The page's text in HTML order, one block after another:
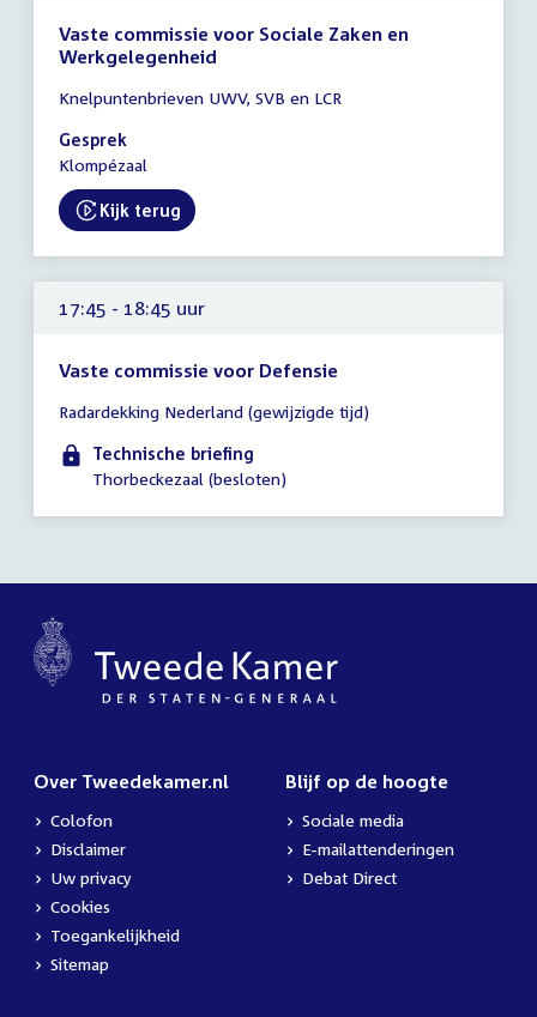
Vaste commissie voor Sociale Zaken en
Werkgelegenheid
vergadering
15:30
-
18:15
uur
Knelpuntenbrieven UWV, SVB en LCR
Gesprek
Klompézaal
External link:
Kijk terug
17:45 - 18:45 uur
Vaste commissie voor Defensie
vergadering
17:45
-
uur
Radardekking Nederland (gewijzigde tijd)
Technische briefing
Thorbeckezaal (besloten)
Over Tweedekamer.nl
Colofon
Disclaimer
Uw privacy
Cookies
Toegankelijkheid
Sitemap
Blijf op de hoogte
Sociale media
E-mailattenderingen
Debat Direct